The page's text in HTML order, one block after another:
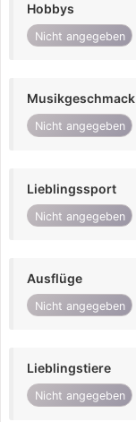
Hobbys
Nicht angegeben
Musikgeschmack
Nicht angegeben
Lieblingssport
Nicht angegeben
Ausflüge
Nicht angegeben
Lieblingstiere
Nicht angegeben